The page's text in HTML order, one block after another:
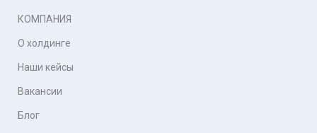
КОМПАНИЯ
О холдинге
Наши кейсы
Вакансии
Блог